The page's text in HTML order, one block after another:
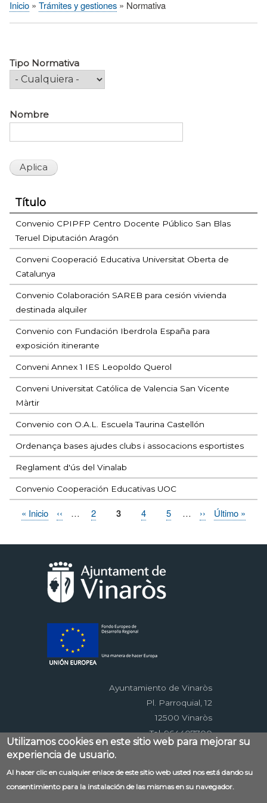
Sobrescribir
ayuda
la
Inicio Trámites y gestiones Normativa
Tipo Normativa
Nombre
Título
Convenio CPIPFP Centro Docente Público San Blas
Teruel Diputación Aragón
Conveni Cooperació Educativa Universitat Oberta de
Catalunya
Convenio Colaboración SAREB para cesión vivienda
destinada alquiler
Convenio con Fundación Iberdrola España para
exposición itinerante
Conveni Annex 1 IES Leopoldo Querol
Conveni Universitat Católica de Valencia San Vicente
Màrtir
Convenio con O.A.L. Escuela Taurina Castellón
Ordenança bases ajudes clubs i assocacions esportistes
Reglament d'ús del Vinalab
Convenio Cooperación Educativas UOC
Paginación
Primera
« Inicio
Página
‹‹ … Page
2
Página
3 Page
4 Page
5 …
Siguiente
››
Última
Último »
Ayuntamiento de Vinaròs
Pl. Parroquial, 12
12500 Vinaròs
Tel. 964407700
Menú
al
Contacto Aviso legal
Mapa web
Accessibilitat
Política de privacidad
RSS
Utilizamos cookies en este sitio web para mejorar su
experiencia de usuario.
Al hacer clic en cualquier enlace de este sitio web usted nos está dando su
consentimiento para la instalación de las mismas en su navegador.